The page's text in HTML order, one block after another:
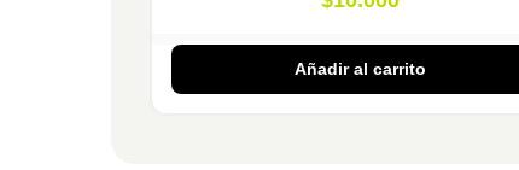
Añadir al carrito